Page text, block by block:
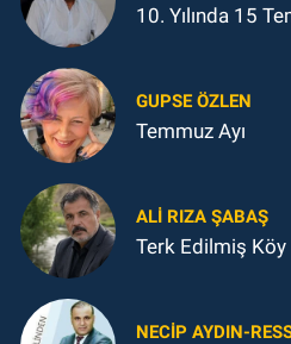
10. Yılında 15
GUPSE ÖZLEN
Temmuz Ayı
ALI RIZA ŞABAŞ
Terk Edilmiş Köy
NECIP AYDIN-